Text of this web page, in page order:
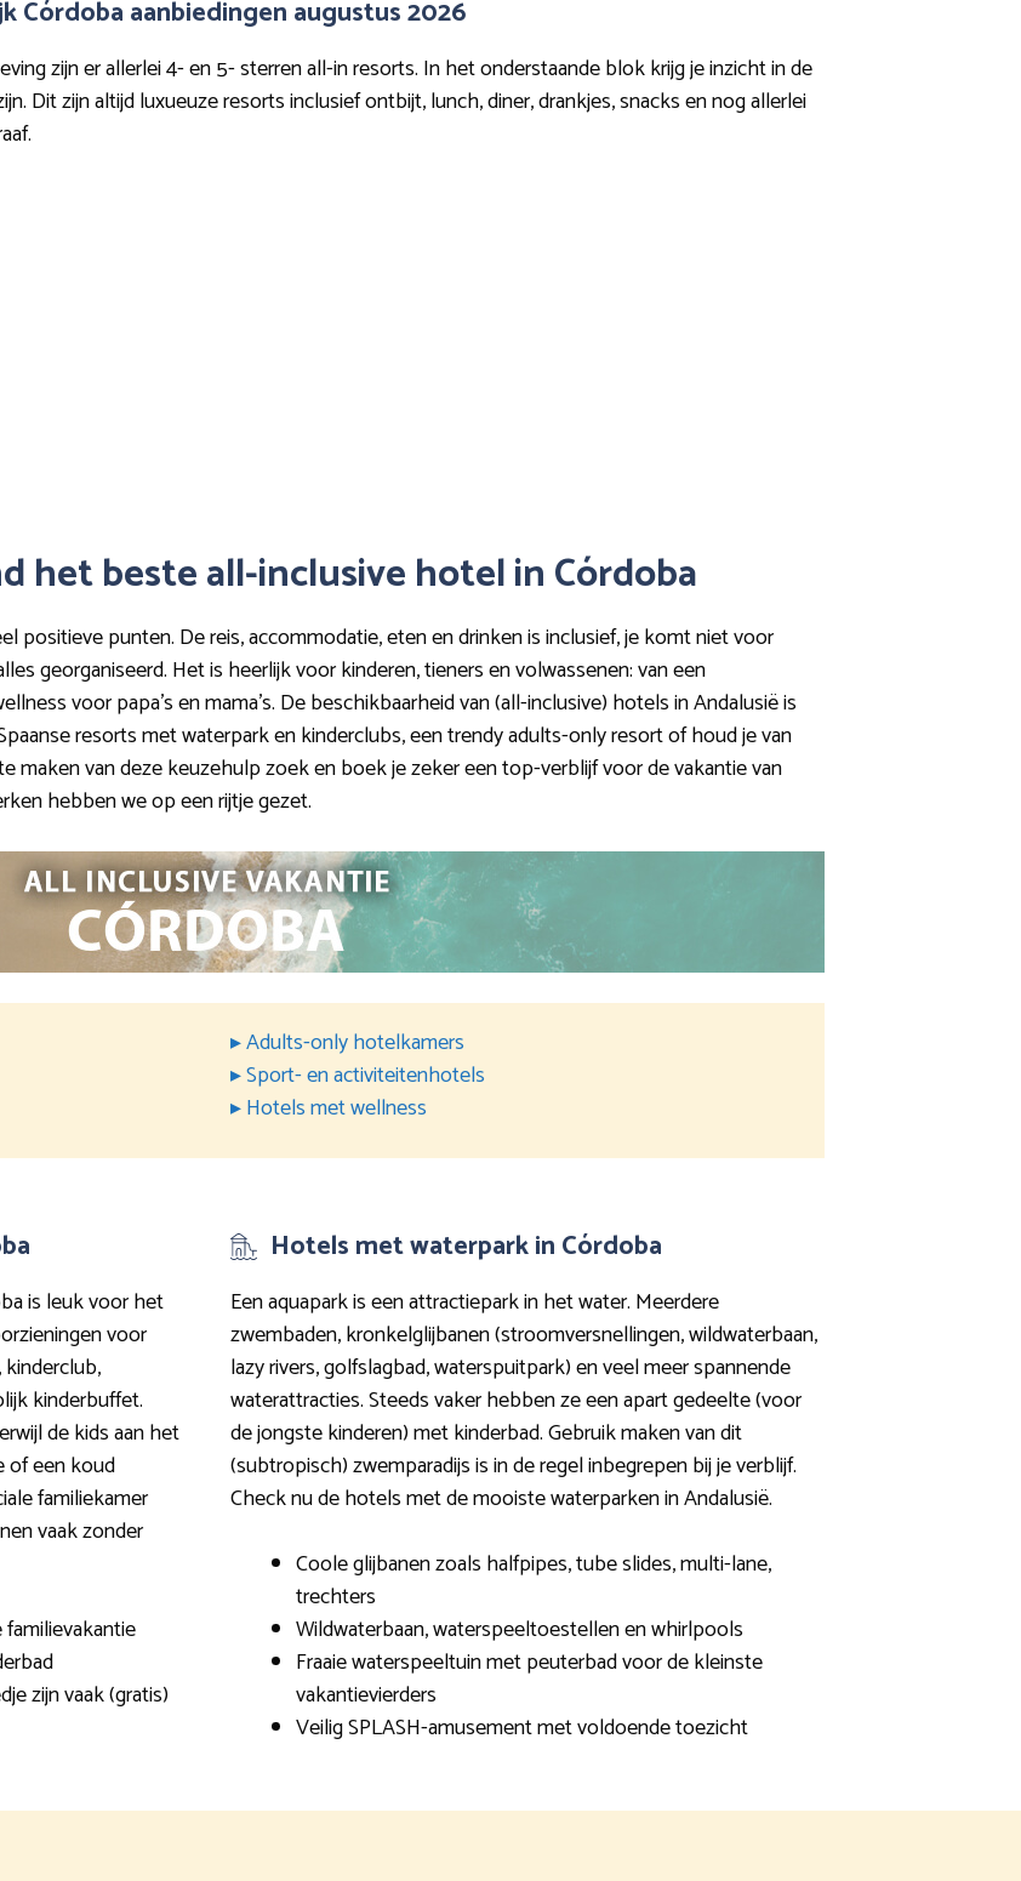
Córdoba aanbiedingen augustus 2026
zijn er allerlei 4- en 5- sterren all-in resorts. In het onderstaande blok krijg je inzicht in de
Dit zijn altijd luxueuze resorts inclusief ontbijt, lunch, diner, drankjes, snacks en nog allerlei
het beste all-inclusive hotel in Córdoba
positieve punten. De reis, accommodatie, eten en drinken is inclusief, je komt niet voor
georganiseerd. Het is heerlijk voor kinderen, tieners en volwassenen: van een
voor papa’s en mama’s. De beschikbaarheid van (all-inclusive) hotels in Andalusië is
resorts met waterpark en kinderclubs, een trendy adults-only resort of houd je van
maken van deze keuzehulp zoek en boek je zeker een top-verblijf voor de vakantie van
hebben we op een rijtje gezet.
▸ Adults-only hotelkamers
▸ Sport- en activiteitenhotels
▸ Hotels met wellness
is leuk voor het
voor
kinderbuffet.
de kids aan het
of een koud
familiekamer
vaak zonder
zijn vaak (gratis)
Hotels met waterpark in Córdoba
Een aquapark is een attractiepark in het water. Meerdere
zwembaden, kronkelglijbanen (stroomversnellingen, wildwaterbaan,
lazy rivers, golfslagbad, waterspuitpark) en veel meer spannende
waterattracties. Steeds vaker hebben ze een apart gedeelte (voor
de jongste kinderen) met kinderbad. Gebruik maken van dit
(subtropisch) zwemparadijs is in de regel inbegrepen bij je verblijf.
Check nu de hotels met de mooiste waterparken in Andalusië.
Coole glijbanen zoals halfpipes, tube slides, multi-lane,
trechters
Wildwaterbaan, waterspeeltoestellen en whirlpools
Fraaie waterspeeltuin met peuterbad voor de kleinste
vakantievierders
Veilig SPLASH-amusement met voldoende toezicht